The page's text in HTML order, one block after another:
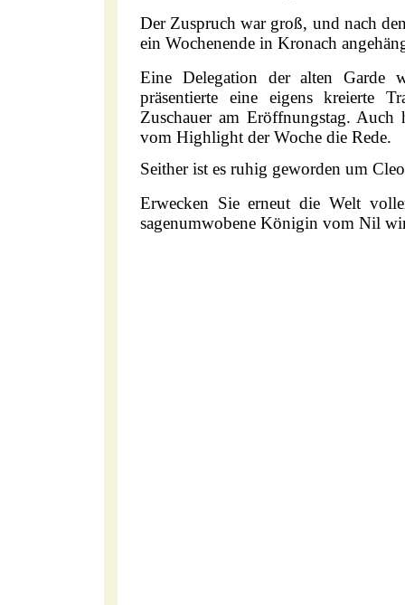
Der Zuspruch war groß, und nach
ein Wochenende in Kronach
Eine Delegation der alten
präsentierte eine eigens kreierte
Zuschauer am Eröffnungstag.
vom Highlight der Woche die Rede.
Seither ist es ruhig geworden um
Erwecken Sie erneut die Welt
sagenumwobene Königin vom Nil